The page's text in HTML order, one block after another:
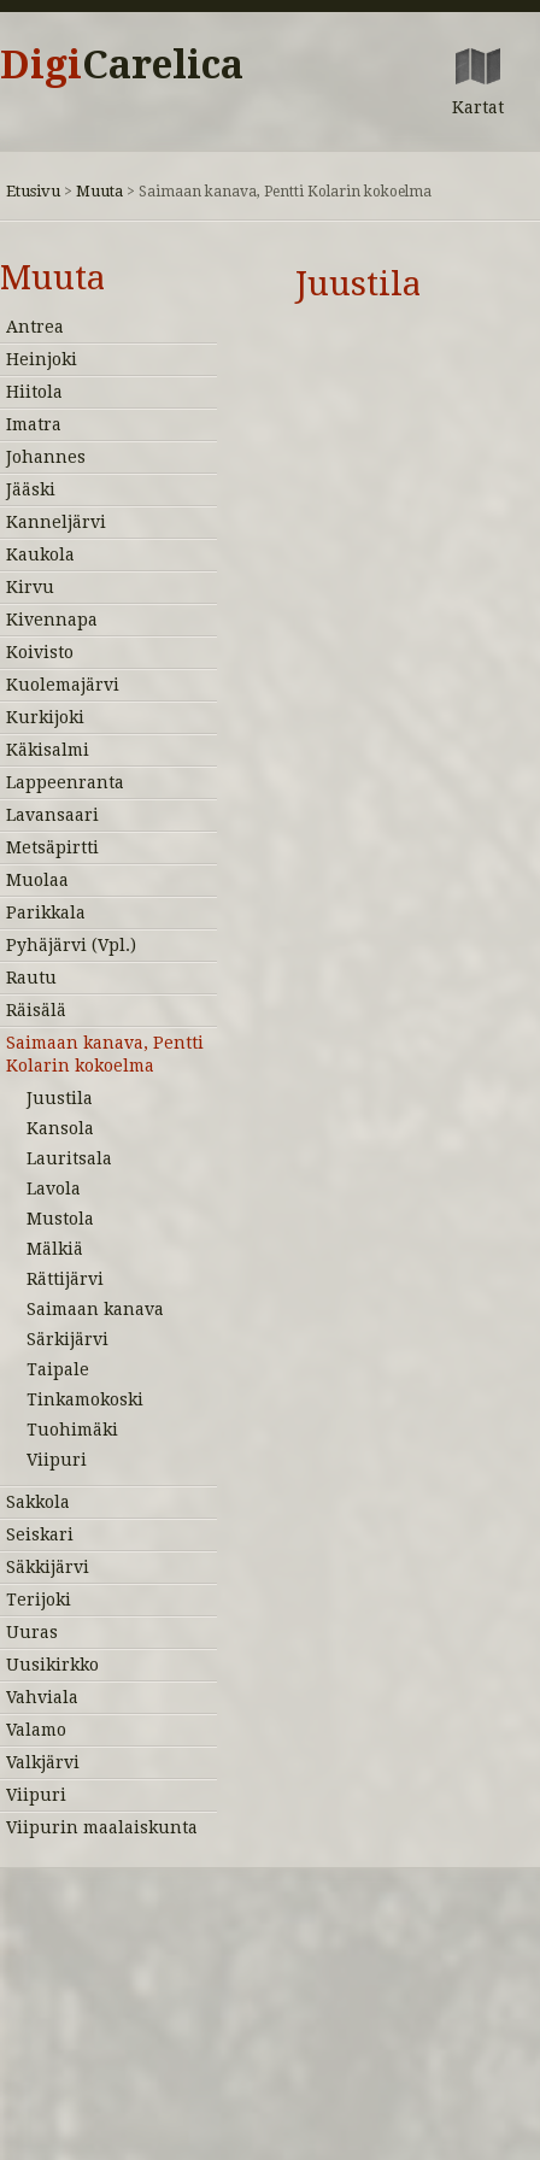
DigiCarelica
Kartat
Etusivu > Muuta > Saimaan kanava, Pentti Kolarin kokoelma
Muuta
Antrea
Heinjoki
Hiitola
Imatra
Johannes
Jääski
Kanneljärvi
Kaukola
Kirvu
Kivennapa
Koivisto
Kuolemajärvi
Kurkijoki
Käkisalmi
Lappeenranta
Lavansaari
Metsäpirtti
Muolaa
Parikkala
Pyhäjärvi (Vpl.)
Rautu
Räisälä
Saimaan kanava, Pentti
Kolarin kokoelma
Juustila
Kansola
Lauritsala
Lavola
Mustola
Mälkiä
Rättijärvi
Saimaan kanava
Särkijärvi
Taipale
Tinkamokoski
Tuohimäki
Viipuri
Sakkola
Seiskari
Säkkijärvi
Terijoki
Uuras
Uusikirkko
Vahviala
Valamo
Valkjärvi
Viipuri
Viipurin maalaiskunta
Juustila